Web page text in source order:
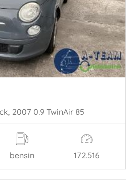
2007 0.9 TwinAir 85
bensin 172.516